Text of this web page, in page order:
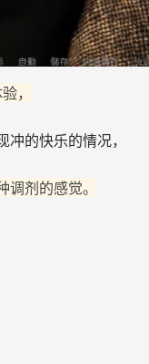
，
的快乐的情况，
剂的感觉。